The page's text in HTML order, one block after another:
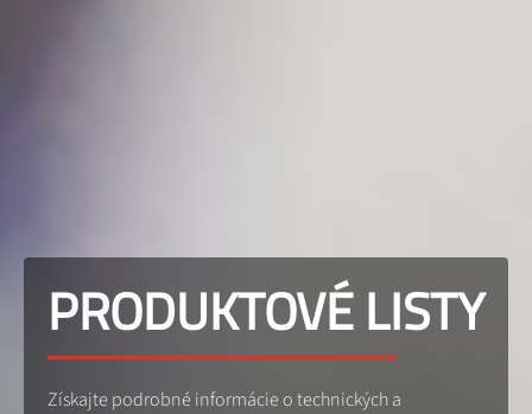
PRODUKTOVÉ LISTY
Získajte podrobné informácie o technických a